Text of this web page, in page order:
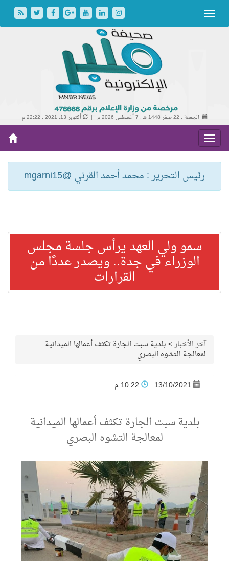
الجمعة , 22 صفر 1448 هـ , 7 أغسطس 2026 م | أكتوبر 13, 2021 , 22:22 م
رئيس التحرير : محمد أحمد القرني @mgarni15
سمو ولي العهد يرأس جلسة مجلس
الوزراء في جدة.. ويصدر عددًا من
القرارات
آخر الأخبار>بلدية سبت الجارة تكثف أعمالها الميدانية
لمعالجة‎ التشوه البصري
13/10/2021
بلدية سبت الجارة تكثف أعمالها الميدانية
لمعالجة‎ التشوه البصري